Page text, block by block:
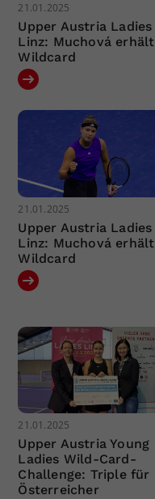
21.01.2025
Upper Austria Ladies
Linz: Muchová erhält
Wildcard
21.01.2025
Upper Austria Ladies
Linz: Muchová erhält
Wildcard
21.01.2025
Upper Austria Young
Ladies Wild-Card-
Challenge: Triple für
Österreicher